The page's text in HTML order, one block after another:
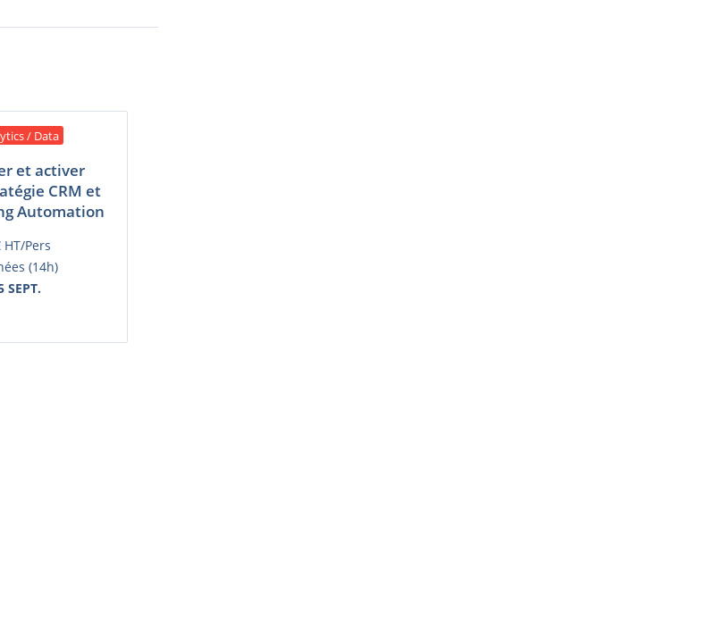
/ Data
et activer
CRM et
Automation
HT/Pers
(14h)
SEPT.